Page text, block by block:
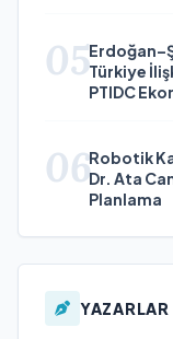
05Türkiye
PTIDC
06Robotik
Dr. Ata
Planlama
YAZARLAR